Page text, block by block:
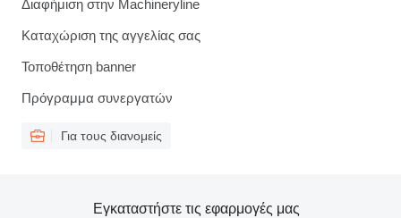
Διαφήμιση στην Machineryline
Καταχώριση της αγγελίας σας
Τοποθέτηση banner
Πρόγραμμα συνεργατών
Για τους διανομείς
Εγκαταστήστε τις εφαρμογές μας